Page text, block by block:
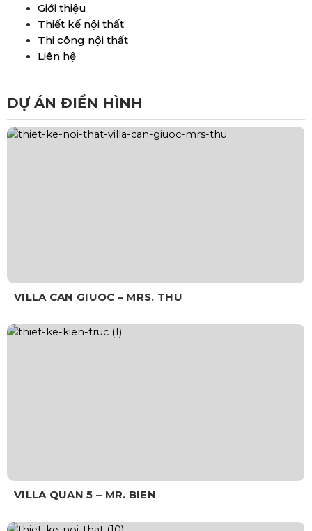
Giới thiệu
Thiết kế nội thất
Thi công nội thất
Liên hệ
DỰ ÁN ĐIỂN HÌNH
VILLA CAN GIUOC – MRS. THU
VILLA QUAN 5 – MR. BIEN